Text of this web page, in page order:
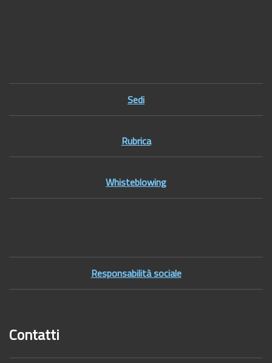
Sedi
Rubrica
Whisteblowing
Responsabilità sociale
Contatti